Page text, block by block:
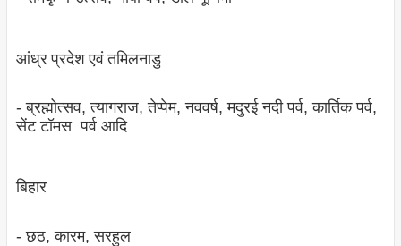
आंध्र प्रदेश एवं तमिलनाडु
- ब्रह्मोत्‍सव, त्‍यागराज, तेप्‍पेम, नववर्ष, मदुरई नदी पर्व, कार्तिक पर्व,
सेंट टॉमस पर्व आदि
बिहार
- छठ, कारम, सरहुल